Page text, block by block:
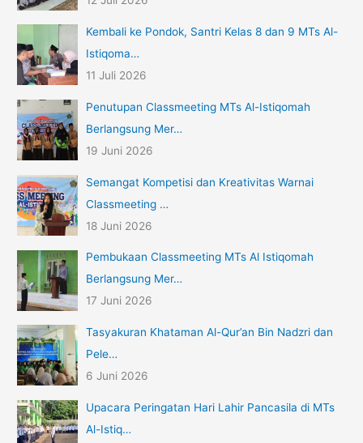
Kembali ke Pondok, Santri Kelas 8 dan 9 MTs Al-
Istiqoma…
11 Juli 2026
Penutupan Classmeeting MTs Al-Istiqomah
Berlangsung Mer…
19 Juni 2026
Semangat Kompetisi dan Kreativitas Warnai
Classmeeting …
18 Juni 2026
Pembukaan Classmeeting MTs Al Istiqomah
Berlangsung Mer…
17 Juni 2026
Tasyakuran Khataman Al-Qur’an Bin Nadzri dan
Pele…
6 Juni 2026
Upacara Peringatan Hari Lahir Pancasila di MTs
Al-Istiq…